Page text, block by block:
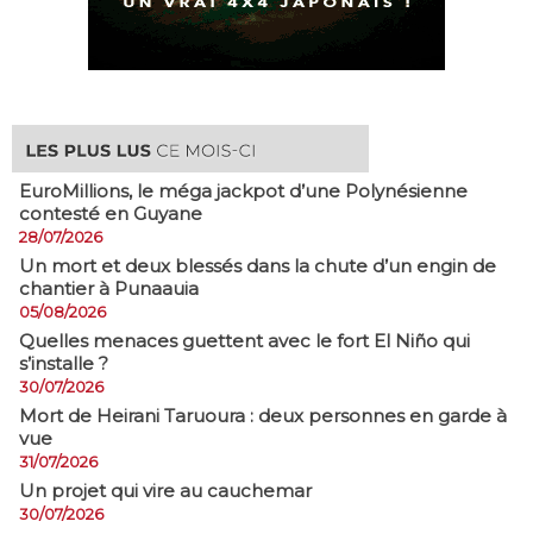
EuroMillions, ​le méga jackpot d’une Polynésienne
contesté en Guyane
28/07/2026
​Un mort et deux blessés dans la chute d’un engin de
chantier à Punaauia
05/08/2026
Quelles menaces guettent avec le fort El Niño qui
s’installe ?
30/07/2026
Mort de Heirani Taruoura : deux personnes en garde à
vue
31/07/2026
Un projet qui vire au cauchemar
30/07/2026